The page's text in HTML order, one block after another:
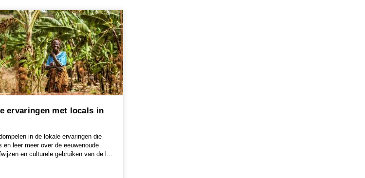
ervaringen met locals in
in de lokale ervaringen die
en leer meer over de eeuwenoude
en culturele gebruiken van de l...